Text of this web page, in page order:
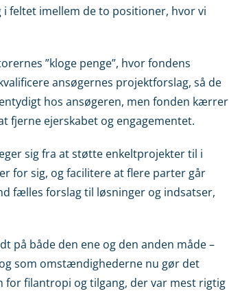
feltet imellem de to positioner, hvor vi
”kloge penge”, hvor fondens
ansøgernes projektforslag, så de
hos ansøgeren, men fonden kærrer
fjerne ejerskabet og engagementet.
sig fra at støtte enkeltprojekter til i
for sig, og facilitere at flere parter går
fælles forslag til løsninger og indsatser,
på både den ene og den anden måde –
som omstændighederne nu gør det
for filantropi og tilgang, der var mest rigtig